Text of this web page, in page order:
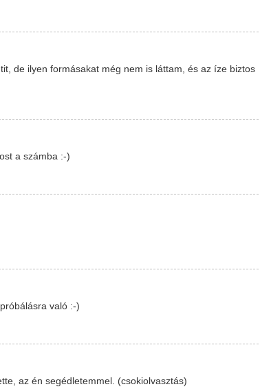
de ilyen formásakat még nem is láttam, és az íze biztos
a számba :-)
való :-)
az én segédletemmel. (csokiolvasztás)